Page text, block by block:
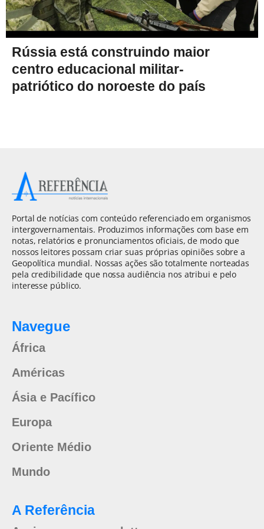
Rússia está construindo maior
centro educacional militar-
patriótico do noroeste do país
Portal de notícias com conteúdo referenciado em organismos
intergovernamentais. Produzimos informações com base em
notas, relatórios e pronunciamentos oficiais, de modo que
nossos leitores possam criar suas próprias opiniões sobre a
Geopolítica mundial. Nossas ações são totalmente norteadas
pela credibilidade que nossa audiência nos atribui e pelo
interesse público.
Navegue
África
Américas
Ásia e Pacífico
Europa
Oriente Médio
Mundo
A Referência